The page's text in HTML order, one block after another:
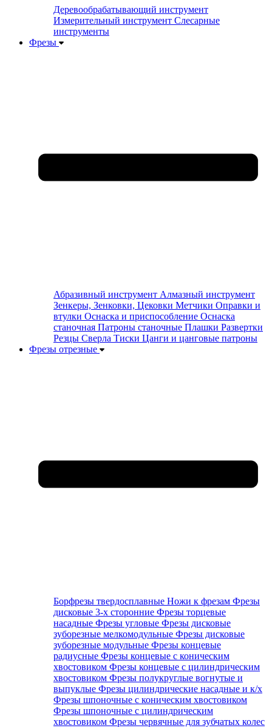
Деревообрабатывающий инструмент
Измерительный инструмент Слесарные
инструменты
Фрезы
Абразивный инструмент Алмазный инструмент
Зенкеры, Зенковки, Цековки Метчики Оправки и
втулки Оснаска и приспособление Оснаска
станочная Патроны станочные Плашки Развертки
Резцы Сверла Тиски Цанги и цанговые патроны
Фрезы отрезные
Борфрезы твердосплавные Ножи к фрезам Фрезы
дисковые 3-х сторонние Фрезы торцевые
насадные Фрезы угловые Фрезы дисковые
зуборезные мелкомодульные Фрезы дисковые
зуборезные модульные Фрезы концевые
радиусные Фрезы концевые с коническим
хвостовиком Фрезы концевые с цилиндрическим
хвостовиком Фрезы полукруглые вогнутые и
выпуклые Фрезы цилиндрические насадные и к/х
Фрезы шпоночные с коническим хвостовиком
Фрезы шпоночные с цилиндрическим
хвостовиком Фрезы червячные для зубчатых колес